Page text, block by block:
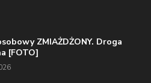
ZMIAŻDŻONY. Droga
[FOTO]